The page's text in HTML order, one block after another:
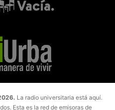
La radio universitaria está aquí.
Esta es la red de emisoras de